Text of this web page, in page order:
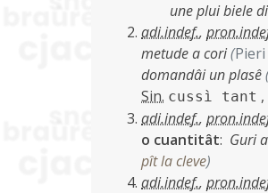
une plui biele
adi.indef.,
metude a cori(
domandâi un plasê
Sin. cussì tant ,
adi.indef.,
o cuantitât: Guri
pît la cleve)
adi.indef.,